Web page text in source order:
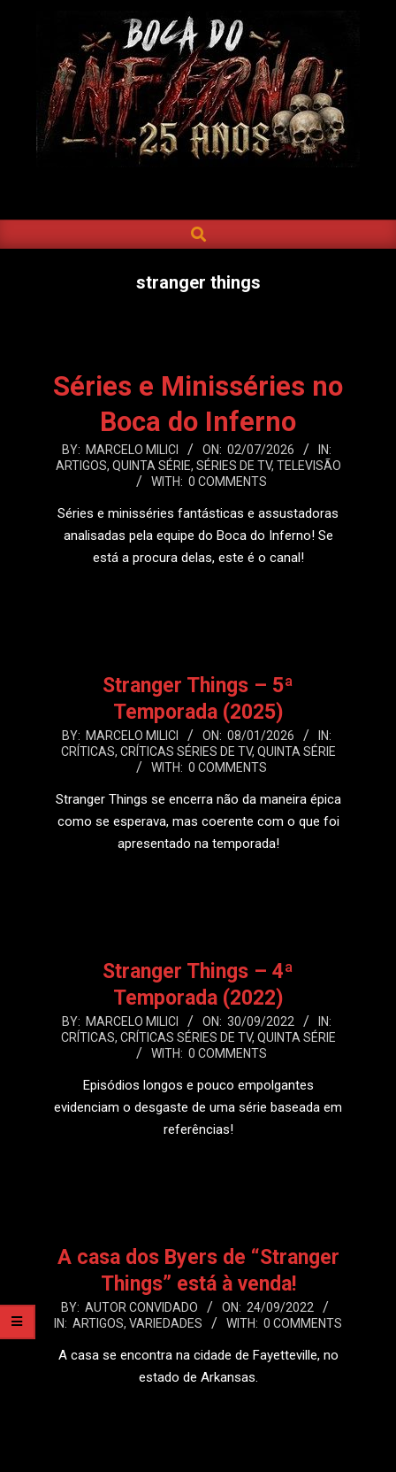
DO
INFERNO
Navigation
SEARCH
stranger things
Séries e Minisséries no
Boca do Inferno
2026-
07-
BY: MARCELO MILICI ON: 02/07/2026
IN:
ARTIGOS, QUINTA SÉRIE, SÉRIES DE TV, TELEVISÃO
WITH: 0 COMMENTS
Séries e minisséries fantásticas e assustadoras
analisadas pela equipe do Boca do Inferno! Se
está a procura delas, este é o canal!
Stranger Things – 5ª
Temporada (2025)
2026-
01-
BY: MARCELO MILICI ON: 08/01/2026
IN:
CRÍTICAS, CRÍTICAS SÉRIES DE TV, QUINTA SÉRIE
WITH: 0 COMMENTS
Stranger Things se encerra não da maneira épica
como se esperava, mas coerente com o que foi
apresentado na temporada!
Stranger Things – 4ª
Temporada (2022)
2022-
09-
BY: MARCELO MILICI ON: 30/09/2022
IN:
CRÍTICAS, CRÍTICAS SÉRIES DE TV, QUINTA SÉRIE
WITH: 0 COMMENTS
Episódios longos e pouco empolgantes
evidenciam o desgaste de uma série baseada em
referências!
A casa dos Byers de “Stranger
Things” está à venda!
2022-
09-
24
BY: AUTOR CONVIDADO ON: 24/09/2022
IN: ARTIGOS, VARIEDADES WITH: 0 COMMENTS
A casa se encontra na cidade de Fayetteville, no
estado de Arkansas.